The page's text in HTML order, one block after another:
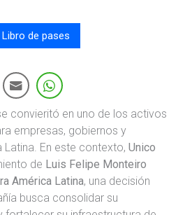
Libro de pases
convieritó en uno de los activos
empresas, gobiernos y
Latina. En este contexto, Unico
de Luis Felipe Monteiro
América Latina, una decisión
busca consolidar su